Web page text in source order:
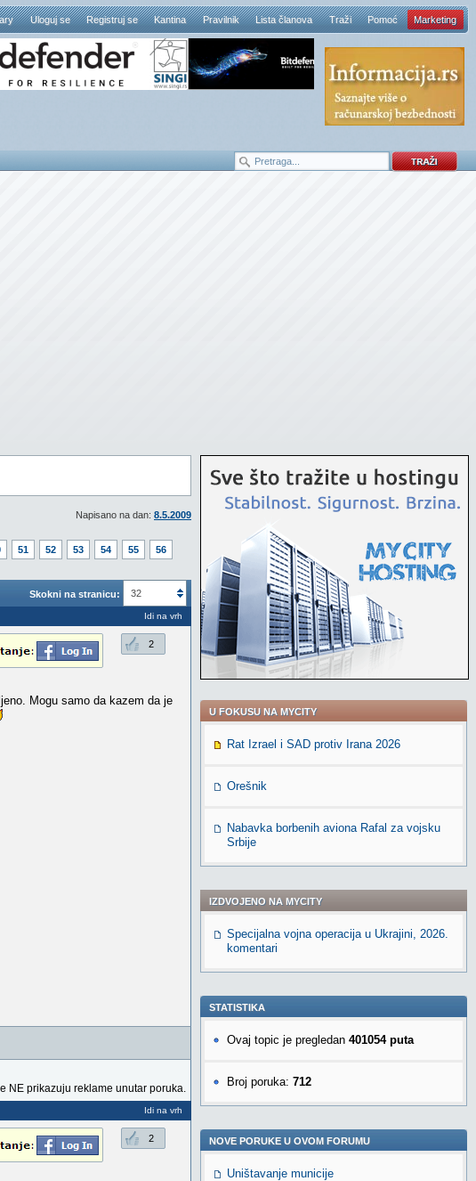
Uloguj se Registruj se Kantina Pravilnik Lista članova Traži Pomoć Marketing
Napisano na dan: 8.5.2009
51 52 53 54 55
56
Skokni na stranicu: 32
Idi na vrh
2
Mogu samo da kazem da je
NE prikazuju reklame unutar poruka.
Idi na vrh
2
U FOKUSU NA MYCITY
Rat Izrael i SAD protiv Irana 2026
Orešnik
Nabavka borbenih aviona Rafal za vojsku
Srbije
IZDVOJENO NA MYCITY
Specijalna vojna operacija u Ukrajini, 2026.
komentari
STATISTIKA
Ovaj topic je pregledan 401054 puta
Broj poruka: 712
NOVE PORUKE U OVOM FORUMU
Uništavanje municije